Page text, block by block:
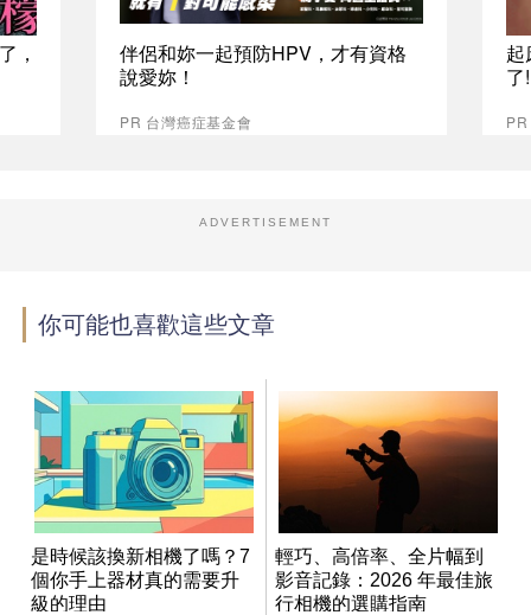
，
伴侶和妳一起預防HPV，才有資格
說愛妳！
PR 台灣癌症基金會
起
了
ADVERTISEMENT
你可能也喜歡這些文章
是時候該換新相機了嗎？7
個你手上器材真的需要升
級的理由
輕巧、高倍率、全片幅到
影音記錄：2026 年最佳旅
行相機的選購指南